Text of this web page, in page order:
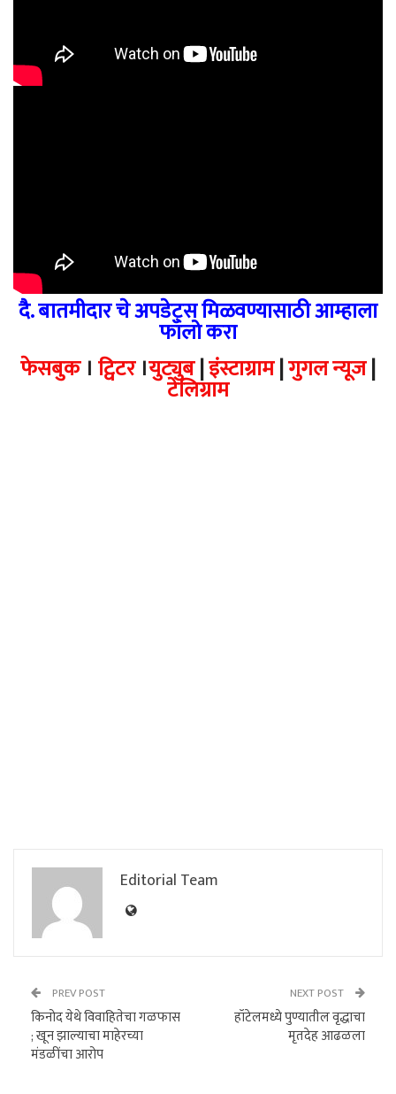
दै. बातमीदार चे अपडेट्स मिळवण्यासाठी आम्हाला
फॉलो करा
फेसबुक। ट्विटर।युट्युब|इंस्टाग्राम|गुगल न्यूज|
टेलिग्राम
Editorial Team
PREV POST
किनोद येथे विवाहितेचा गळफास
; खून झाल्याचा माहेरच्या
मंडळींचा आरोप
NEXT POST
हॉटेलमध्ये पुण्यातील वृद्धाचा
मृतदेह आढळला